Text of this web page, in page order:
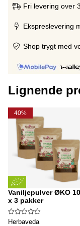
Fri levering over
Ekspreslevering
Shop trygt med
Lignende
40%
Vaniljepulver ØKO
x 3 pakker
Herbaveda